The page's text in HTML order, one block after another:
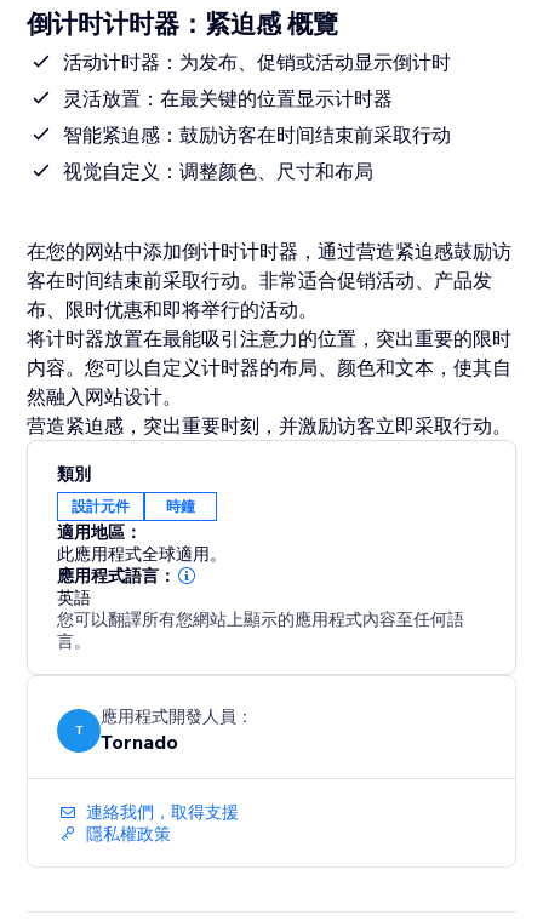
倒计时计时器：紧迫感 概覽
活动计时器：为发布、促销或活动显示倒计时
灵活放置：在最关键的位置显示计时器
智能紧迫感：鼓励访客在时间结束前采取行动
视觉自定义：调整颜色、尺寸和布局
在您的网站中添加倒计时计时器，通过营造紧迫感鼓励访
客在时间结束前采取行动。非常适合促销活动、产品发
布、限时优惠和即将举行的活动。
将计时器放置在最能吸引注意力的位置，突出重要的限时
内容。您可以自定义计时器的布局、颜色和文本，使其自
然融入网站设计。
营造紧迫感，突出重要时刻，并激励访客立即采取行动。
類別
設計元件 時鐘
適用地區：
此應用程式全球適用。
應用程式語言：
英語
您可以翻譯所有您網站上顯示的應用程式內容至任何語
言。
T
應用程式開發人員：
Tornado
連絡我們，取得支援
隱私權政策